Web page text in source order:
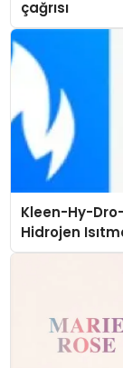
çağrısı
Kleen-Hy-
Hidrojen
Düzenleyici